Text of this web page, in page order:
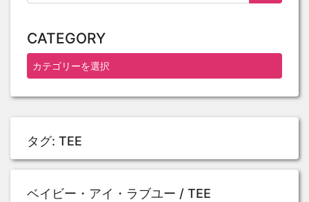
タグ: TEE
ベイビー・アイ・ラブユー / TEE
CATEGORY